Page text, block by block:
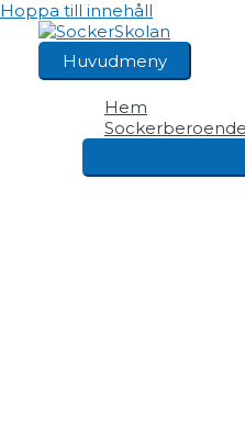
Hoppa till innehåll
Huvudmeny
Hem
Sockerberoende